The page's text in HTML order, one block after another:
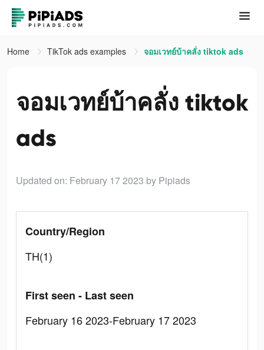
Home TikTok ads examples จอมเวทย์บ้าคลั่ง tiktok ads
จอมเวทย์บ้าคลั่ง tiktok
ads
Updated on: February 17 2023 by Pipiads
Country/Region
TH(1)
First seen - Last seen
February 16 2023-February 17 2023